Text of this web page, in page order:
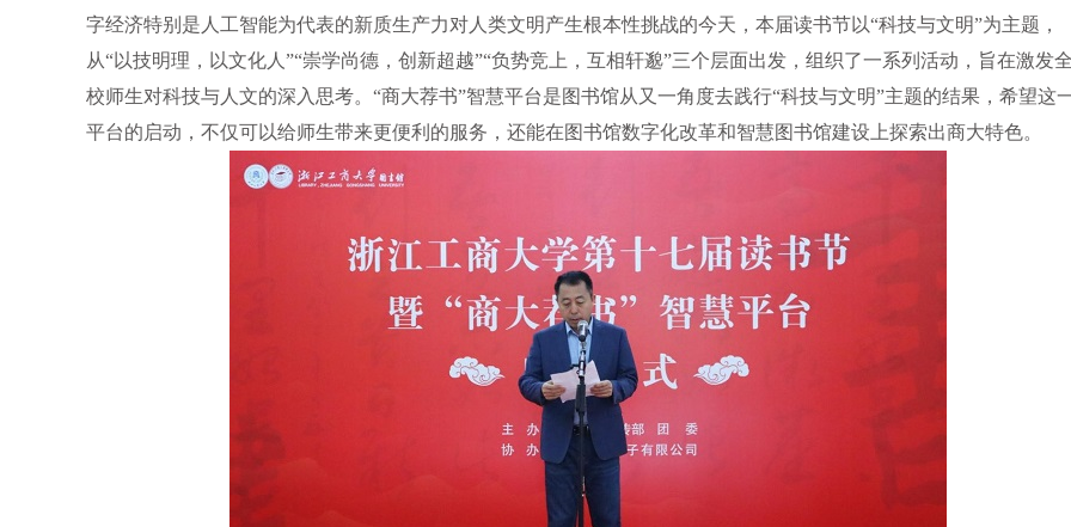
字经济特别是人工智能为代表的新质生产力对人类文明产生根本性挑战的今天，本届读书节以“科技与文明”为主题，
从“以技明理，以文化人”“崇学尚德，创新超越”“负势竞上，互相轩邈”三个层面出发，组织了一系列活动，旨在激发
校师生对科技与人文的深入思考。“商大荐书”智慧平台是图书馆从又一角度去践行“科技与文明”主题的结果，希望这
平台的启动，不仅可以给师生带来更便利的服务，还能在图书馆数字化改革和智慧图书馆建设上探索出商大特色。